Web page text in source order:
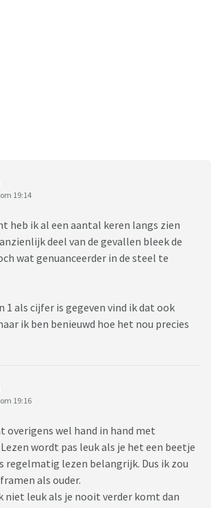
om 19:14
heb ik al een aantal keren langs zien
deel van de gevallen bleek de
wat genuanceerder in de steel te
1 als cijfer is gegeven vind ik dat ook
ik ben benieuwd hoe het nou precies
om 19:16
overigens wel hand in hand met
wordt pas leuk als je het een beetje
regelmatig lezen belangrijk. Dus ik zou
als ouder.
niet leuk als je nooit verder komt dan